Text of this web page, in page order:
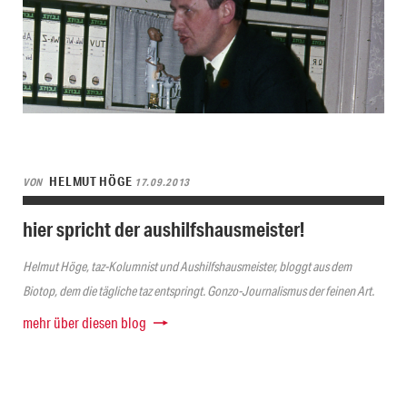
VON HELMUT HÖGE 17.09.2013
hier spricht der aushilfshausmeister!
Helmut Höge, taz-Kolumnist und Aushilfshausmeister, bloggt aus dem
Biotop, dem die tägliche taz entspringt. Gonzo-Journalismus der feinen Art.
mehr über diesen blog